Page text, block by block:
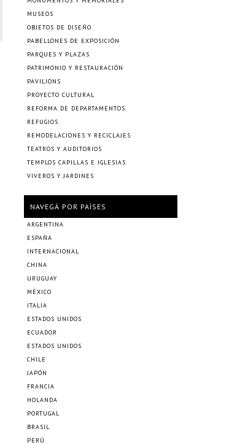
MUSEOS
OBJETOS DE DISEÑO
PABELLONES DE EXPOSICIÓN
PARQUES Y PLAZAS
PATRIMONIO Y RESTAURACIÓN
PAVILIONS
PROYECTO CULTURAL
REFORMA DE DEPARTAMENTOS
REFUGIOS
REMODELACIONES Y RECICLAJES
TEATROS Y AUDITORIOS
TEMPLOS CAPILLAS E IGLESIAS
VIVEROS Y JARDINES
NAVEGÁ POR PAÍSES
ARGENTINA
ESPAÑA
INTERNACIONAL
CHINA
URUGUAY
MÉXICO
ITALIA
ESTADOS UNIDOS
ECUADOR
ESTADOS UNIDOS
CHILE
JAPÓN
FRANCIA
HOLANDA
PORTUGAL
BRASIL
PERÚ